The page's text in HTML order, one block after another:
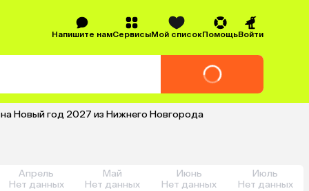
Напишите намСервисыМой списокПомощьВойти
Новый год 2027 из Нижнего Новгорода
Апрель
Нет данных
Май
Нет данных
Июнь
Нет данных
Июль
Нет данных